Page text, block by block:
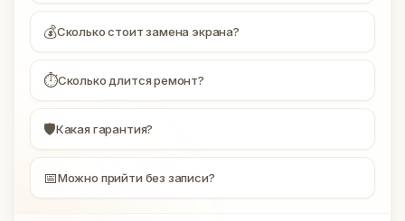
💰Сколько стоит замена экрана?
⏱Сколько длится ремонт?
🛡Какая гарантия?
📅Можно прийти без записи?